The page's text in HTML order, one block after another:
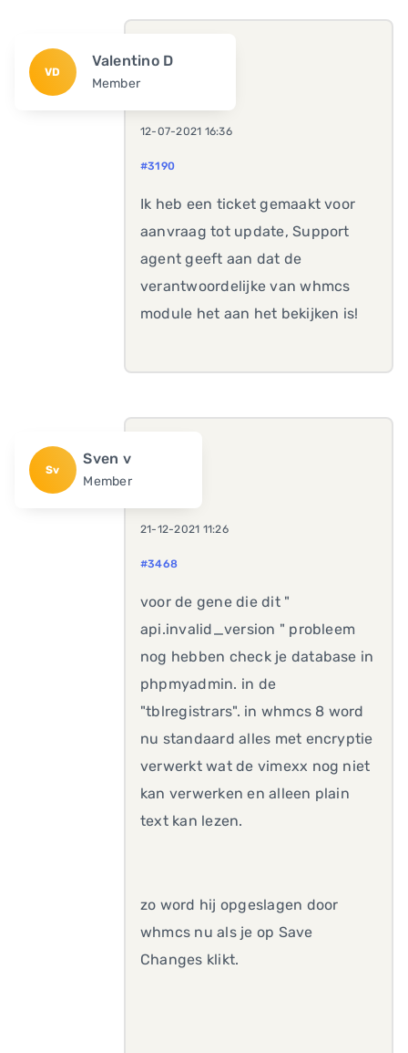
VD
Valentino D
Member
12-07-2021 16:36
#3190
Ik heb een ticket gemaakt voor
aanvraag tot update, Support
agent geeft aan dat de
verantwoordelijke van whmcs
module het aan het bekijken is!
Sv
Sven v
Member
21-12-2021 11:26
#3468
voor de gene die dit "
api.invalid_version " probleem
nog hebben check je database in
phpmyadmin. in de
"tblregistrars". in whmcs 8 word
nu standaard alles met encryptie
verwerkt wat de vimexx nog niet
kan verwerken en alleen plain
text kan lezen.
zo word hij opgeslagen door
whmcs nu als je op Save
Changes klikt.